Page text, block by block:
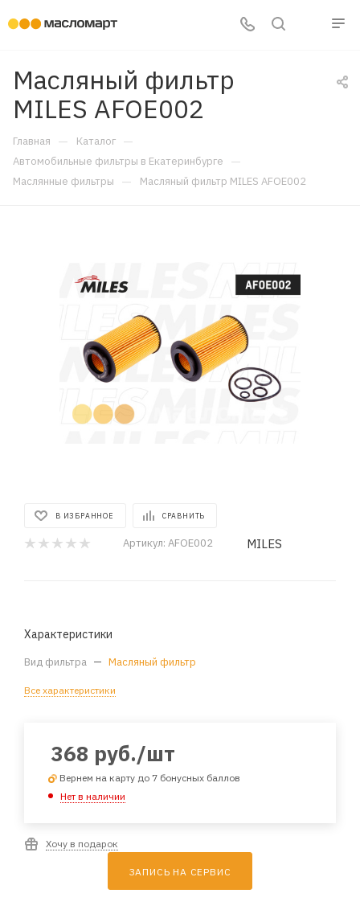
Масляный фильтр
MILES AFOE002
Главная — Каталог —
Автомобильные фильтры в Екатеринбурге —
Маслянные фильтры — Масляный фильтр MILES AFOE002
В ИЗБРАННОЕ СРАВНИТЬ
Артикул: AFOE002 MILES
Характеристики
Вид фильтра — Масляный фильтр
Все характеристики
368 руб./шт
Вернем на карту до 7 бонусных баллов
Нет в наличии
Хочу в подарок
ЗАПИСЬ НА СЕРВИС